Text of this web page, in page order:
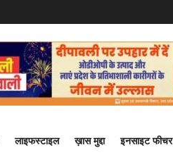
लाइफस्टाइल ख़ास मुद्दा इनसाइट फीचर